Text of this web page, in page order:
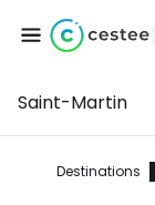
Saint-Martin
Destinations
Se